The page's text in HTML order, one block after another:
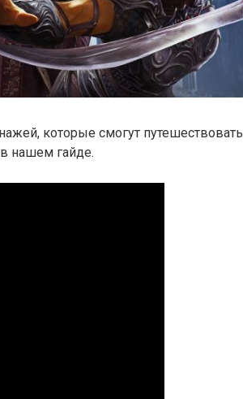
которые смогут путешествовать
нашем гайде.